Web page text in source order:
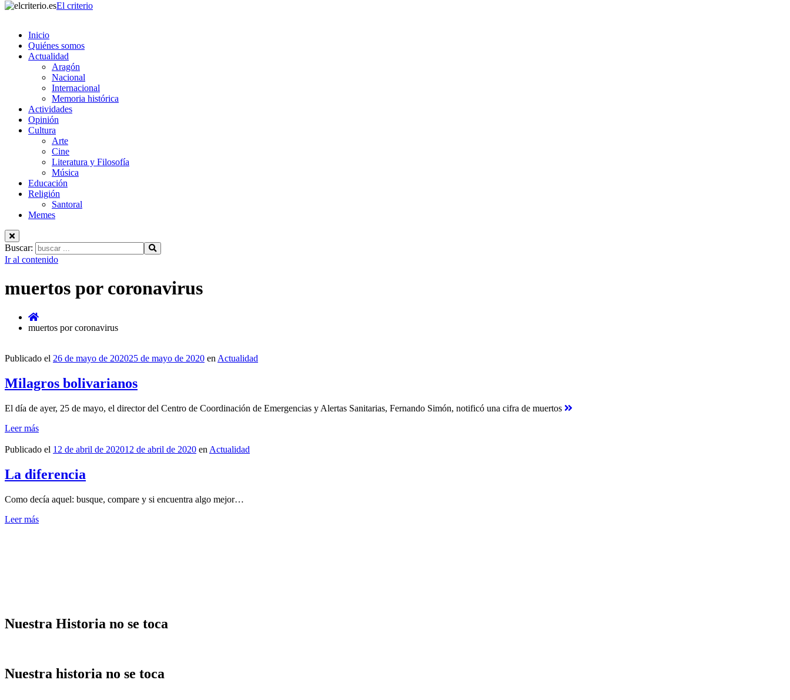
El criterio
Inicio
Quiénes somos
Actualidad
Aragón
Nacional
Internacional
Memoria histórica
Actividades
Opinión
Cultura
Arte
Cine
Literatura y Filosofía
Música
Educación
Religión
Santoral
Memes
Buscar:
Ir al contenido
muertos por coronavirus
muertos por coronavirus
Publicado el 26 de mayo de 202025 de mayo de 2020 en Actualidad
Milagros bolivarianos
El día de ayer, 25 de mayo, el director del Centro de Coordinación de Emergencias y Alertas Sanitarias, Fernando Simón, notificó una cifra de muertos
Leer más
Publicado el 12 de abril de 202012 de abril de 2020 en Actualidad
La diferencia
Como decía aquel: busque, compare y si encuentra algo mejor…
Leer más
Nuestra Historia no se toca
Nuestra historia no se toca